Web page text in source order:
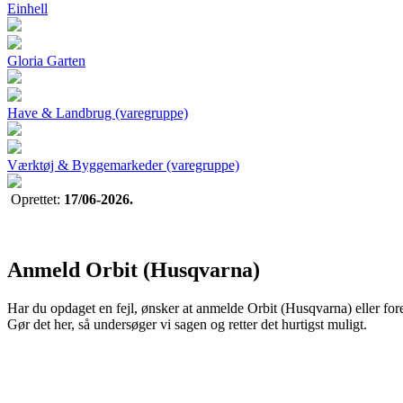
Einhell
Gloria Garten
Have & Landbrug (varegruppe)
Værktøj & Byggemarkeder (varegruppe)
Oprettet: 17/06-2026.
Anmeld Orbit (Husqvarna)
Har du opdaget en fejl, ønsker at anmelde Orbit (Husqvarna) eller
Gør det her, så undersøger vi sagen og retter det hurtigst muligt.